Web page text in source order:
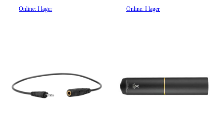
Online: I lager Online: I lager